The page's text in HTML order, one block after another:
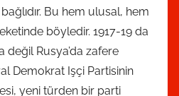
bağlıdır. Bu hem ulusal, hem
böyledir. 1917-19 da
değil Rusya’da zafere
Demokrat Işçi Partisinin
yeni türden bir parti